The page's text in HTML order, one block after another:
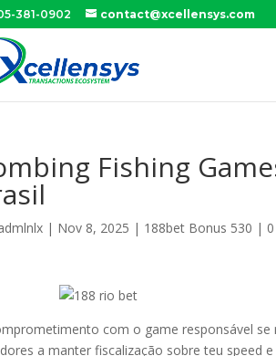
381-0902 contact@xcellensys.com
Fishing
| Nov 8, 2025 | 188bet Bonus 530 |
com o game responsável
a manter fiscalização sobre teu speed